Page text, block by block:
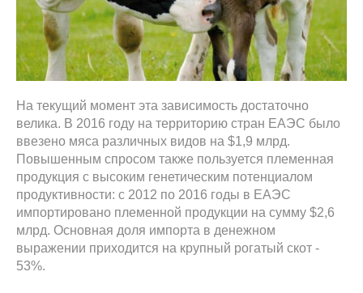
На текущий момент эта зависимость достаточно
велика. В 2016 году на территорию стран ЕАЭС было
ввезено мяса различных видов на $1,9 млрд.
Повышенным спросом также пользуется племенная
продукция с высоким генетическим потенциалом
продуктивности: с 2012 по 2016 годы в ЕАЭС
импортировано племенной продукции на сумму $2,6
млрд. Основная доля импорта в денежном
выражении приходится на крупный рогатый скот -
53%.